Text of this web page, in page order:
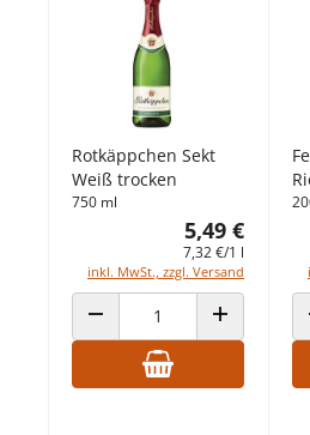
Rotkäppchen Sekt
Weiß trocken
750 ml
5,49 €
7,32 €/1 l
inkl. MwSt., zzgl. Versand
ANZAHL VERRINGERNANZAHL